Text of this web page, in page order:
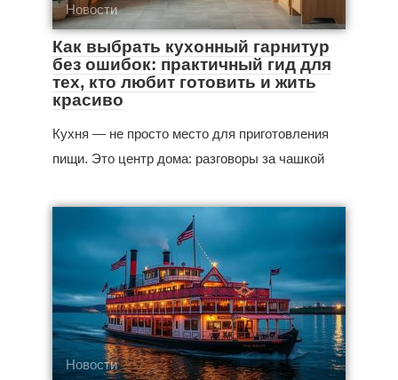
Новости
Как выбрать кухонный гарнитур
без ошибок: практичный гид для
тех, кто любит готовить и жить
красиво
Кухня — не просто место для приготовления
пищи. Это центр дома: разговоры за чашкой
Новости